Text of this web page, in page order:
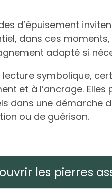
d’épuisement
dans ces
adapté si
lecture symbolique,
et à l’ancrage.
dans une démarche
ou de guérison.
les pierres